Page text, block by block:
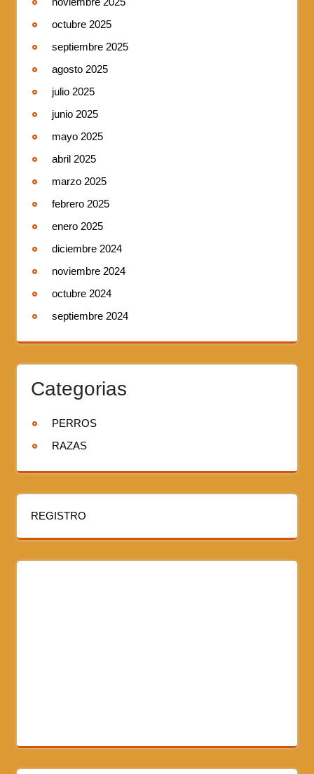
octubre 2025
septiembre 2025
agosto 2025
julio 2025
junio 2025
mayo 2025
abril 2025
marzo 2025
febrero 2025
enero 2025
diciembre 2024
noviembre 2024
octubre 2024
septiembre 2024
Categorias
PERROS
RAZAS
REGISTRO